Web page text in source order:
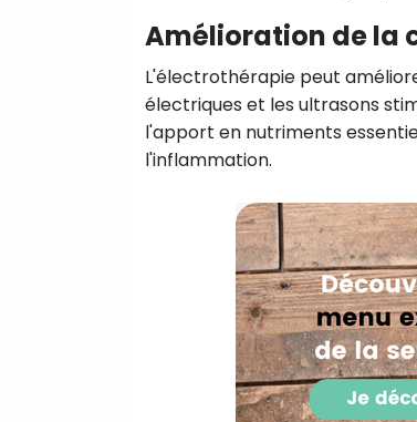
Amélioration de la
L'électrothérapie peut
électriques et les ultrasons
l'apport en nutriments
l'inflammation.